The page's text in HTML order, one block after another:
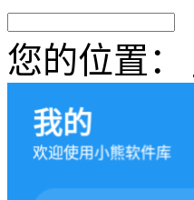
您的位置：